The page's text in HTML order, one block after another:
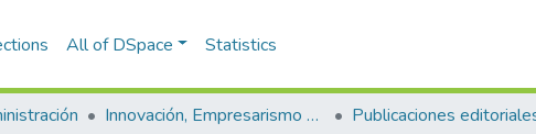
All of DSpace Statistics
Innovación, Empresarismo y Sostenibilidad (GUIES)